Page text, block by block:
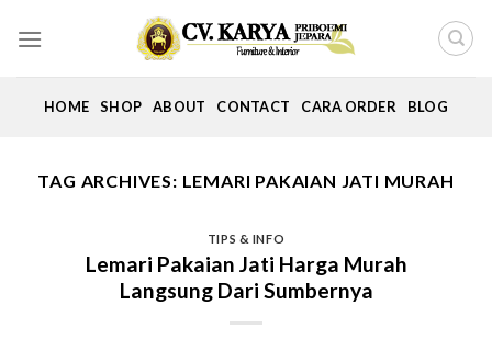
HOME SHOP ABOUT CONTACT CARA ORDER BLOG
TAG ARCHIVES: LEMARI PAKAIAN JATI MURAH
TIPS & INFO
Lemari Pakaian Jati Harga Murah
Langsung Dari Sumbernya